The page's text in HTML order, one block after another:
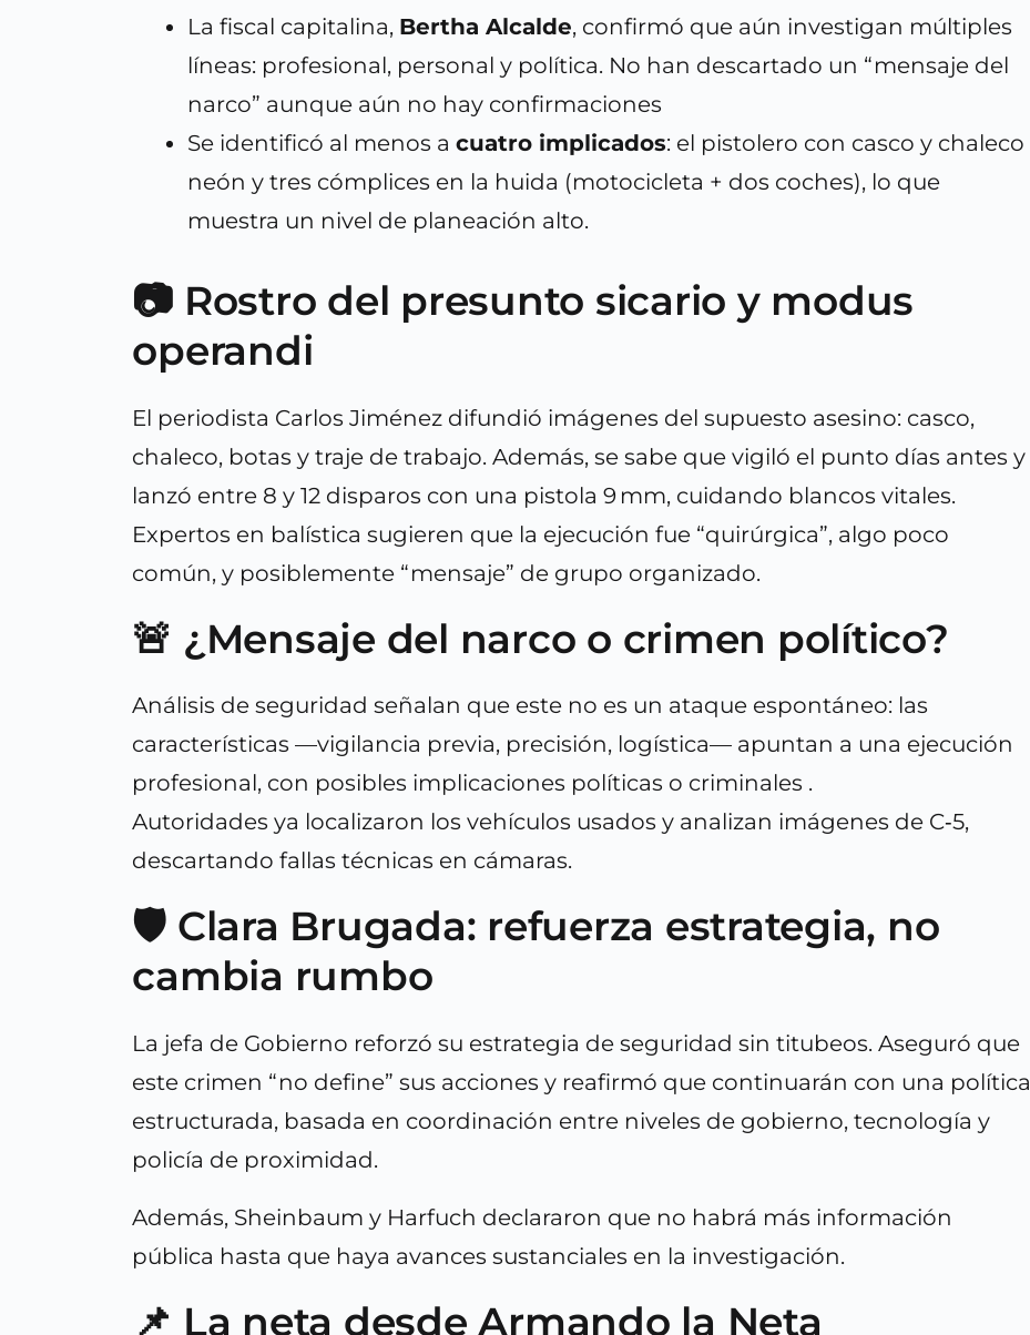
La fiscal capitalina, Bertha Alcalde, confirmó que aún investigan múltiples
líneas: profesional, personal y política. No han descartado un “mensaje del
narco” aunque aún no hay confirmaciones
Se identificó al menos acuatro implicados: el pistolero con casco y chaleco
neón y tres cómplices en la huida (motocicleta + dos coches), lo que
muestra un nivel de planeación alto.
📷 Rostro del presunto sicario y modus
operandi
El periodista Carlos Jiménez difundió imágenes del supuesto asesino: casco,
chaleco, botas y traje de trabajo. Además, se sabe que vigiló el punto días antes y
lanzó entre 8 y 12 disparos con una pistola 9 mm, cuidando blancos vitales.
Expertos en balística sugieren que la ejecución fue “quirúrgica”, algo poco
común, y posiblemente “mensaje” de grupo organizado.
🚨 ¿Mensaje del narco o crimen político?
Análisis de seguridad señalan que este no es un ataque espontáneo: las
características —vigilancia previa, precisión, logística— apuntan a una ejecución
profesional, con posibles implicaciones políticas o criminales .
Autoridades ya localizaron los vehículos usados y analizan imágenes de C‑5,
descartando fallas técnicas en cámaras.
🛡️ Clara Brugada: refuerza estrategia, no
cambia rumbo
La jefa de Gobierno reforzó su estrategia de seguridad sin titubeos. Aseguró que
este crimen “no define” sus acciones y reafirmó que continuarán con una política
estructurada, basada en coordinación entre niveles de gobierno, tecnología y
policía de proximidad.
Además, Sheinbaum y Harfuch declararon que no habrá más información
pública hasta que haya avances sustanciales en la investigación.
📌 La neta desde Armando la Neta